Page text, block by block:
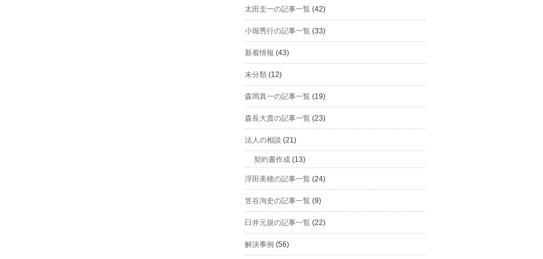
太田圭一の記事一覧 (42)
小堀秀行の記事一覧 (33)
新着情報 (43)
未分類 (12)
森岡真一の記事一覧 (19)
森長大貴の記事一覧 (23)
法人の相談 (21)
契約書作成 (13)
浮田美穂の記事一覧 (24)
笠谷洵史の記事一覧 (9)
臼井元規の記事一覧 (22)
解決事例 (56)